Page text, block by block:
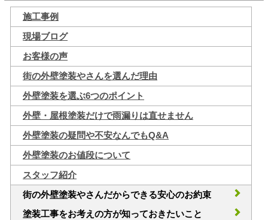
施工事例
現場ブログ
お客様の声
街の外壁塗装やさんを選んだ理由
外壁塗装を選ぶ6つのポイント
外壁・屋根塗装だけで雨漏りは直せません
外壁塗装の疑問や不安なんでもQ&A
外壁塗装のお値段について
スタッフ紹介
街の外壁塗装やさんだからできる安心のお約束
塗装工事をお考えの方が知っておきたいこと